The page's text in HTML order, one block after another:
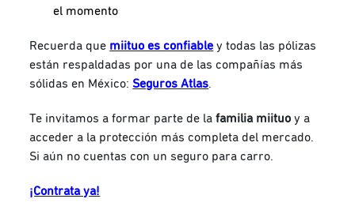
el momento
Recuerda que miituo es confiable y todas las pólizas
están respaldadas por una de las compañías más
sólidas en México: Seguros Atlas.
Te invitamos a formar parte de la familia miituo y a
acceder a la protección más completa del mercado.
Si aún no cuentas con un seguro para carro.
¡Contrata ya!